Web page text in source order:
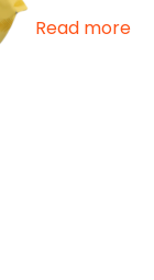
Read more